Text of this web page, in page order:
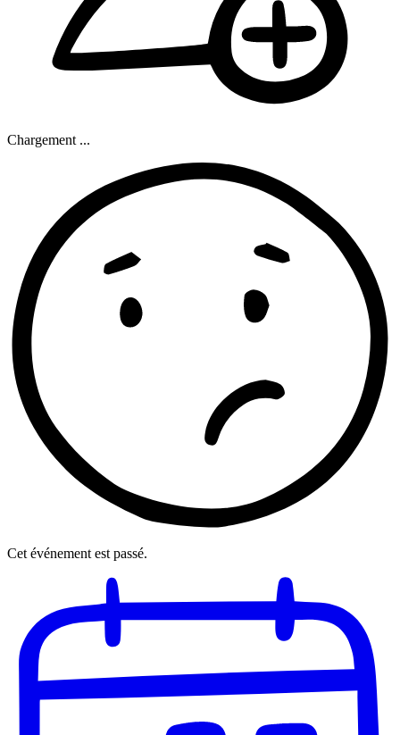
Chargement ...
Cet événement est passé.